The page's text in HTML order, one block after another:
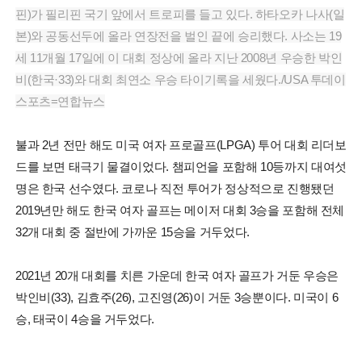
핀)가 필리핀 국기 앞에서 트로피를 들고 있다. 하타오카 나사(일
본)와 공동선두에 올라 연장전을 벌인 끝에 승리했다. 사소는 19
세 11개월 17일에 이 대회 정상에 올라 지난 2008년 우승한 박인
비(한국·33)와 대회 최연소 우승 타이기록을 세웠다./USA 투데이
스포츠=연합뉴스
불과 2년 전만 해도 미국 여자 프로골프(LPGA) 투어 대회 리더보
드를 보면 태극기 물결이었다. 챔피언을 포함해 10등까지 대여섯
명은 한국 선수였다. 코로나 직전 투어가 정상적으로 진행됐던
2019년만 해도 한국 여자 골프는 메이저 대회 3승을 포함해 전체
32개 대회 중 절반에 가까운 15승을 거두었다.
2021년 20개 대회를 치른 가운데 한국 여자 골프가 거둔 우승은
박인비(33), 김효주(26), 고진영(26)이 거둔 3승뿐이다. 미국이 6
승, 태국이 4승을 거두었다.